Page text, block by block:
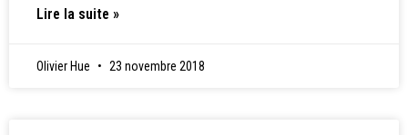
Lire la suite »
Olivier Hue 23 novembre 2018